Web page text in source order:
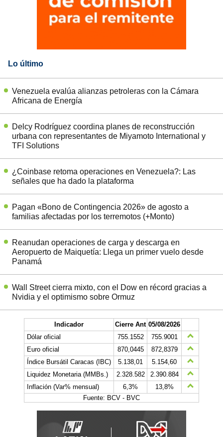
Lo último
Venezuela evalúa alianzas petroleras con la Cámara
Africana de Energía
Delcy Rodríguez coordina planes de reconstrucción
urbana con representantes de Miyamoto International y
TFI Solutions
¿Coinbase retoma operaciones en Venezuela?: Las
señales que ha dado la plataforma
Pagan «Bono de Contingencia 2026» de agosto a
familias afectadas por los terremotos (+Monto)
Reanudan operaciones de carga y descarga en
Aeropuerto de Maiquetía: Llega un primer vuelo desde
Panamá
Wall Street cierra mixto, con el Dow en récord gracias a
Nvidia y el optimismo sobre Ormuz
Indicador Cierre Ant 05/08/2026
Dólar oficial
755.1552
755.9001
Euro oficial
870,0445
872,8379
Índice Bursátil Caracas (IBC)
5.138,01
5.154,60
Liquidez Monetaria (MMBs.)
2.328.582
2.390.884
Inflación (Var% mensual)
6,3%
13,8%
Fuente: BCV - BVC